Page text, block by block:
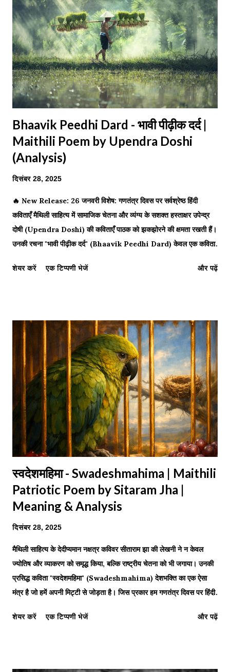
Bhaavik Peedhi Dard - भावी पीढ़ीक दर्द |
Maithili Poem by Upendra Doshi
(Analysis)
दिसंबर 28, 2025
🔥 New Release: 26 जनवरी विशेष: गणतंत्र दिवस पर सर्वश्रेष्ठ हिंदी
कविताएँ मैथिली साहित्य में सामाजिक चेतना और व्यंग्य के सशक्त हस्ताक्षर उपेन्द्र
दोषी (Upendra Doshi) की कविताएँ पाठक को झकझोरने की क्षमता रखती हैं।
उनकी रचना "भावी पीढ़ीक दर्द" (Bhaavik Peedhi Dard) केवल एक कविता
चापलूसी, भ्रष्टाचार और उस 'कर्ज' (Debt) की बात की है जो हम अपनी आने वाली
on the bitter system. भावी पीढ़ीक दर्द (Bhaavik Peedhi Dard)
कवि: उपेन्द्र दोषी मीत ! अहाँक व्यव...
शेयर करें एक टिप्पणी भेजें और पढ़ें
स्वदेशमहिमा - Swadeshmahima | Maithili
Patriotic Poem by Sitaram Jha |
Meaning & Analysis
दिसंबर 28, 2025
मैथिली साहित्य के देदीप्यमान नक्षत्र कविवर सीताराम झा की लेखनी ने न केवल
ज्योतिष और व्याकरण को समृद्ध किया, बल्कि राष्ट्रीय चेतना को भी जगाया। उनकी
प्रसिद्ध कविता "स्वदेशमहिमा" (Swadeshmahima) देशभक्ति का एक ऐसा
मंत्र है जो हमें अपनी मिट्टी से जोड़ता है। जिस प्रकार हम गणतंत्र दिवस पर हिंदी
स्वाभिमान भर देती है। इस कविता में कवि ने सिद्ध किया है कि अपनी मातृभूमि का
शेयर करें एक टिप्पणी भेजें और पढ़ें